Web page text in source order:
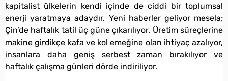
kapitalist ülkelerin kendi içinde de ciddi bir toplumsal
enerji yaratmaya adaydır. Yeni haberler geliyor mesela;
Çin’de haftalık tatil üç güne çıkarılıyor. Üretim süreçlerine
makine girdikçe kafa ve kol emeğine olan ihtiyaç azalıyor,
insanlara daha geniş serbest zaman bırakılıyor ve
haftalık çalışma günleri dörde indiriliyor.